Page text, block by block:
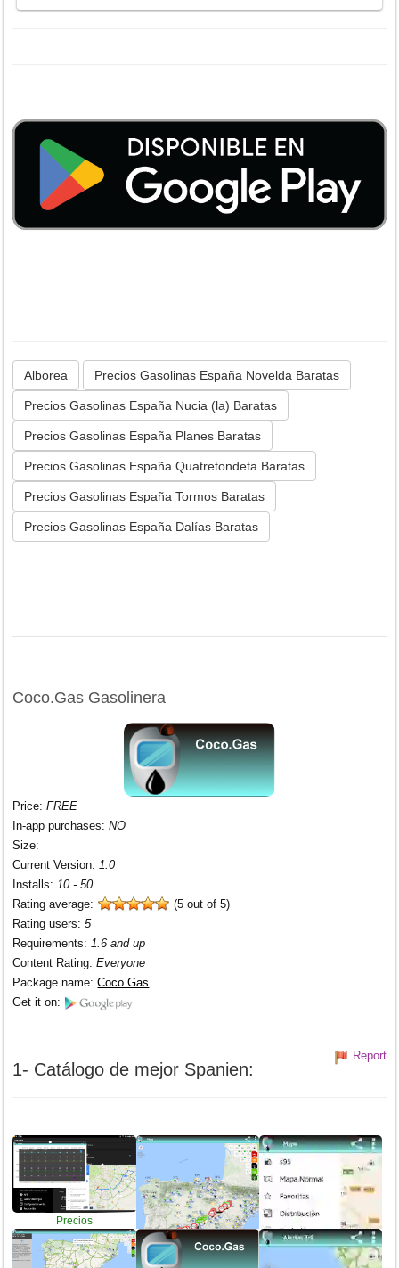
Alborea Precios Gasolinas España Novelda Baratas
Precios Gasolinas España Nucia (la) Baratas
Precios Gasolinas España Planes Baratas
Precios Gasolinas España Quatretondeta Baratas
Precios Gasolinas España Tormos Baratas
Precios Gasolinas España Dalías Baratas
Coco.Gas Gasolinera
Price:FREE
In-app purchases:NO
Size:
Current Version:1.0
Installs:10 - 50
Rating average:
(5 out of 5)
Rating users:5
Requirements:1.6 and up
Content Rating:Everyone
Package name:Coco.Gas
Get it on:
Report
1- Catálogo de mejor Spanien:
Precios